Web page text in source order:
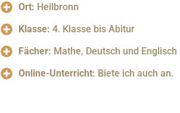
Ort: Heilbronn
Klasse: 4. Klasse bis Abitur
Fächer: Mathe, Deutsch und Englisch
Online-Unterricht: Biete ich auch an.